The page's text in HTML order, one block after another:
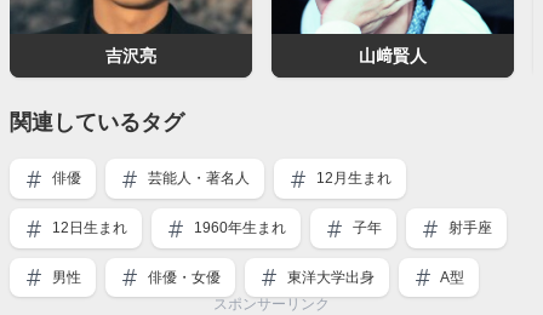
吉沢亮 山﨑賢人
関連しているタグ
俳優 芸能人・著名人 12月生まれ
12日生まれ 1960年生まれ 子年 射手座
男性 俳優・女優 東洋大学出身
A型
スポンサーリンク